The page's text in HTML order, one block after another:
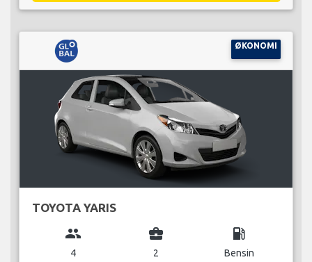
ØKONOMI
TOYOTA YARIS
group
4
business_center
2
local_gas_station
Bensin